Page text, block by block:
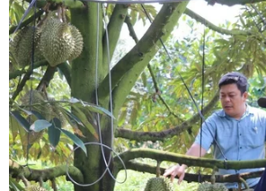
06/08/2026 03:03
Quảng Trị ưu tiên đầu tư hoàn
hệ thống xử lý nước thải cụm công
nghiệp
06/08/2026 03:03